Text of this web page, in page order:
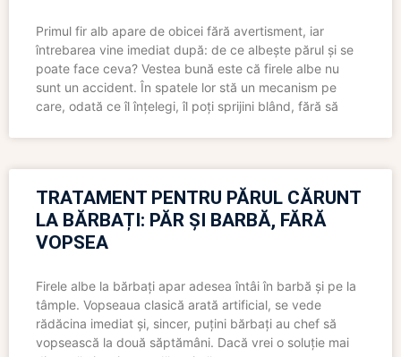
Primul fir alb apare de obicei fără avertisment, iar
întrebarea vine imediat după: de ce albește părul și se
poate face ceva? Vestea bună este că firele albe nu
sunt un accident. În spatele lor stă un mecanism pe
care, odată ce îl înțelegi, îl poți sprijini blând, fără să
TRATAMENT PENTRU PĂRUL CĂRUNT
LA BĂRBAȚI: PĂR ȘI BARBĂ, FĂRĂ
VOPSEA
Firele albe la bărbați apar adesea întâi în barbă și pe la
tâmple. Vopseaua clasică arată artificial, se vede
rădăcina imediat și, sincer, puțini bărbați au chef să
vopsească la două săptămâni. Dacă vrei o soluție mai